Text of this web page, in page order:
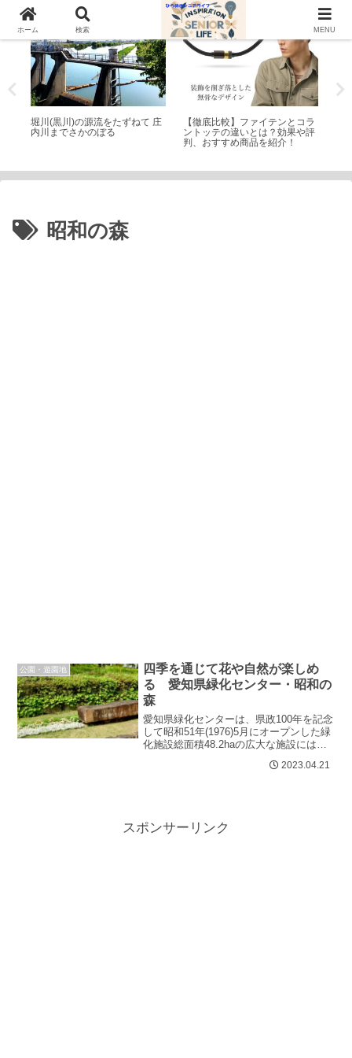
散歩
堀川(黒川)の源流をたずねて 庄
内川までさかのぼる
シニアライフ
【徹底比較】ファイテンとコラ
ントッテの違いとは？効果や評
判、おすすめ商品を紹介！
昭和の森
公園・遊園地
四季を通じて花や自然が楽しめ
る 愛知県緑化センター・昭和の
森
愛知県緑化センターは、県政100年を記念
して昭和51年(1976)5月にオープンした緑
化施設総面積48.2haの広大な施設には、
2023.04.21
スポンサーリンク
ホーム 検索 MENU